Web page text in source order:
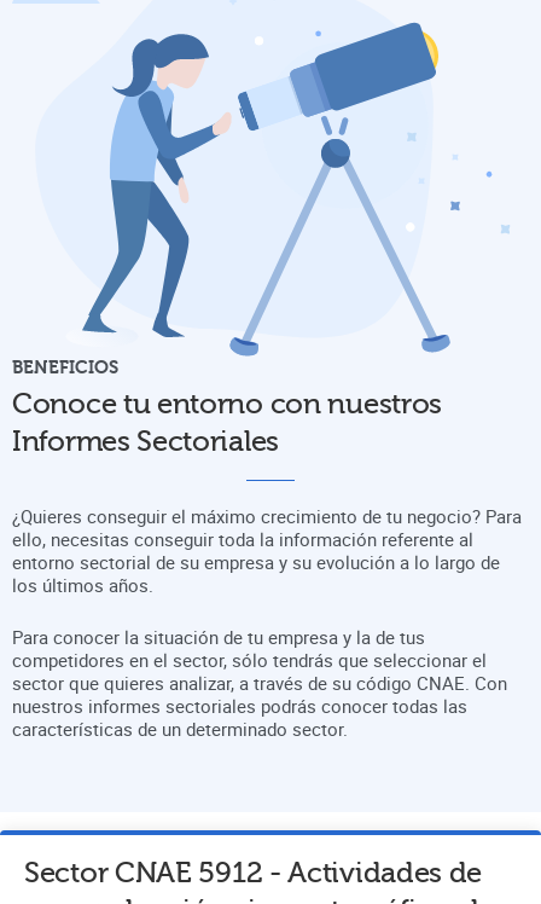
BENEFICIOS
Conoce tu entorno con nuestros
Informes Sectoriales
¿Quieres conseguir el máximo crecimiento de tu negocio? Para
ello, necesitas conseguir toda la información referente al
entorno sectorial de su empresa y su evolución a lo largo de
los últimos años.
Para conocer la situación de tu empresa y la de tus
competidores en el sector, sólo tendrás que seleccionar el
sector que quieres analizar, a través de su código CNAE. Con
nuestros informes sectoriales podrás conocer todas las
características de un determinado sector.
Sector CNAE 5912 -Actividades de